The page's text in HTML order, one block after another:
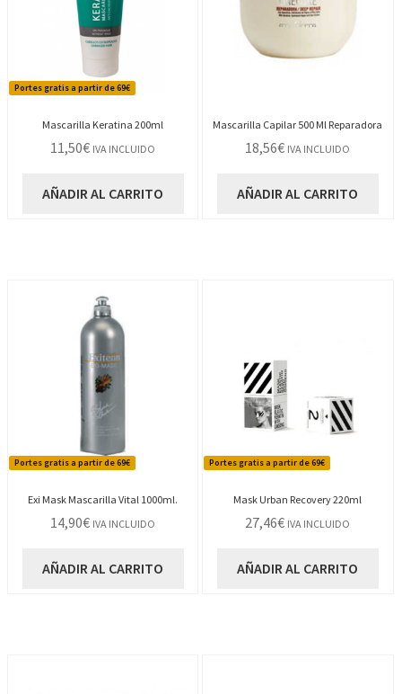
Portes gratis a partir de 69€
Mascarilla Keratina 200ml
11,50€ IVA INCLUIDO
AÑADIR AL CARRITO
Mascarilla Capilar 500 Ml Reparadora
18,56€ IVA INCLUIDO
AÑADIR AL CARRITO
Portes gratis a partir de 69€
Exi Mask Mascarilla Vital 1000ml.
14,90€ IVA INCLUIDO
AÑADIR AL CARRITO
Portes gratis a partir de 69€
Mask Urban Recovery 220ml
27,46€ IVA INCLUIDO
AÑADIR AL CARRITO